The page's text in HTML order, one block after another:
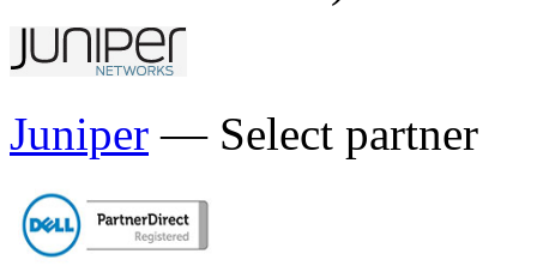
Juniper — Select partner